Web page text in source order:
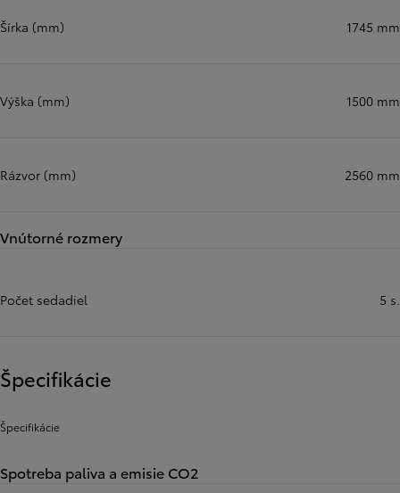
Šírka (mm) 1745 mm
Výška (mm) 1500 mm
Rázvor (mm) 2560 mm
Vnútorné rozmery
Počet sedadiel 5 s.
Špecifikácie
Špecifikácie
Spotreba paliva a emisie CO2